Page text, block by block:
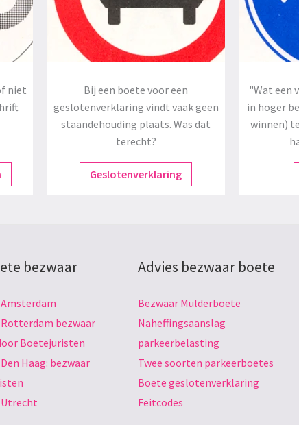
niet
Bij een boete voor een
geslotenverklaring vindt vaak geen
staandehouding plaats. Was dat
terecht?
Geslotenverklaring
"Wat een
in hoger
winnen)
bezwaar
bezwaar
Boetejuristen
Haag: bezwaar
Advies bezwaar boete
Bezwaar Mulderboete
Naheffingsaanslag
parkeerbelasting
Twee soorten parkeerboetes
Boete geslotenverklaring
Feitcodes